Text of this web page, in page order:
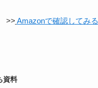
>> Amazonで確認してみる
資料